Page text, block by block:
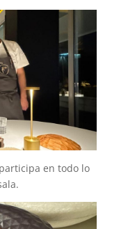
en todo lo